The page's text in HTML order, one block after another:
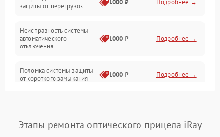
Электропитание
Механика
Корпус/Герметичность
защиты от перегрузок
1000 ₽ Подробнее →
Неисправность системы
автоматического
отключения
1000 ₽ Подробнее →
Поломка системы защиты
от короткого замыкания
1000 ₽ Подробнее →
Этапы ремонта оптического прицела iRay